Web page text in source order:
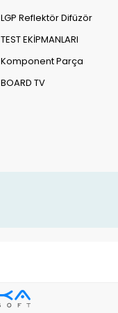
LGP Reflektör Difüzör
TEST EKİPMANLARI
Komponent Parça
BOARD TV